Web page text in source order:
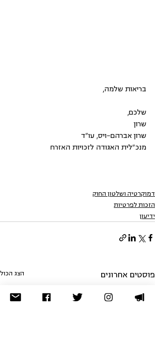
בריאות שלמה,
שלכם,
שרון
שרון אברהם-ויס, עו"ד
מנכ"לית האגודה לזכויות האזרח
דמוקרטיה ושלטון החוק
הזכות לפרטיות
ידיעון
פוסטים אחרונים הצג הכול